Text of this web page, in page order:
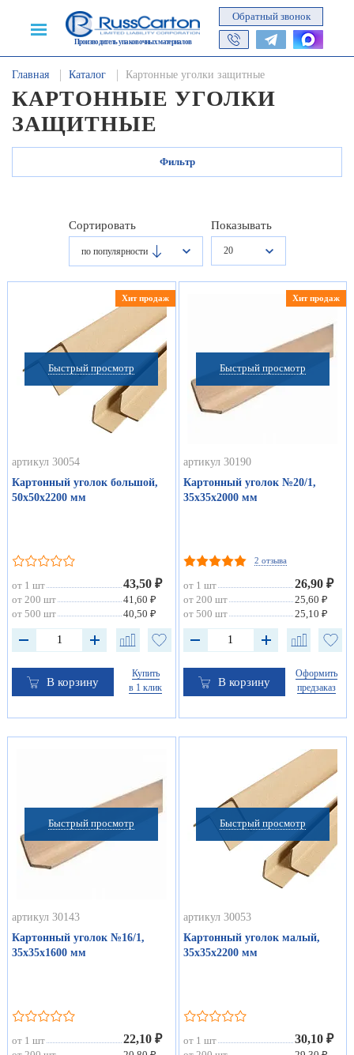
Производитель упаковочных материалов
Обратный звонок
Главная Каталог Картонные уголки защитные
КАРТОННЫЕ УГОЛКИ
ЗАЩИТНЫЕ
Фильтр
Сортировать
по популярности
Показывать
20
Быстрый просмотр
Хит продаж
артикул 30054
Картонный уголок большой,
50х50х2200 мм
от 1 шт 43,50 ₽
от 200 шт
41,60 ₽
от 500 шт
40,50 ₽
В корзину
Купить
в 1 клик
Быстрый просмотр
Хит продаж
артикул 30190
Картонный уголок №20/1,
35х35х2000 мм
2 отзыва
от 1 шт 26,90 ₽
от 200 шт
25,60 ₽
от 500 шт
25,10 ₽
В корзину
Оформить
предзаказ
Быстрый просмотр
артикул 30143
Картонный уголок №16/1,
35х35х1600 мм
от 1 шт 22,10 ₽
Быстрый просмотр
артикул 30053
Картонный уголок малый,
35х35х2200 мм
от 1 шт 30,10 ₽